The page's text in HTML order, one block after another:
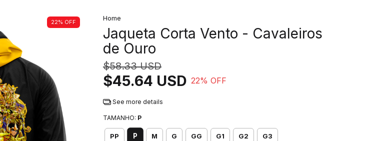
22% OFF Home
Jaqueta Corta Vento - Cavaleiros
de Ouro
$58.33 USD
$45.64 USD 22% OFF
See more details
TAMANHO: P
PP P M G GG G1 G2 G3